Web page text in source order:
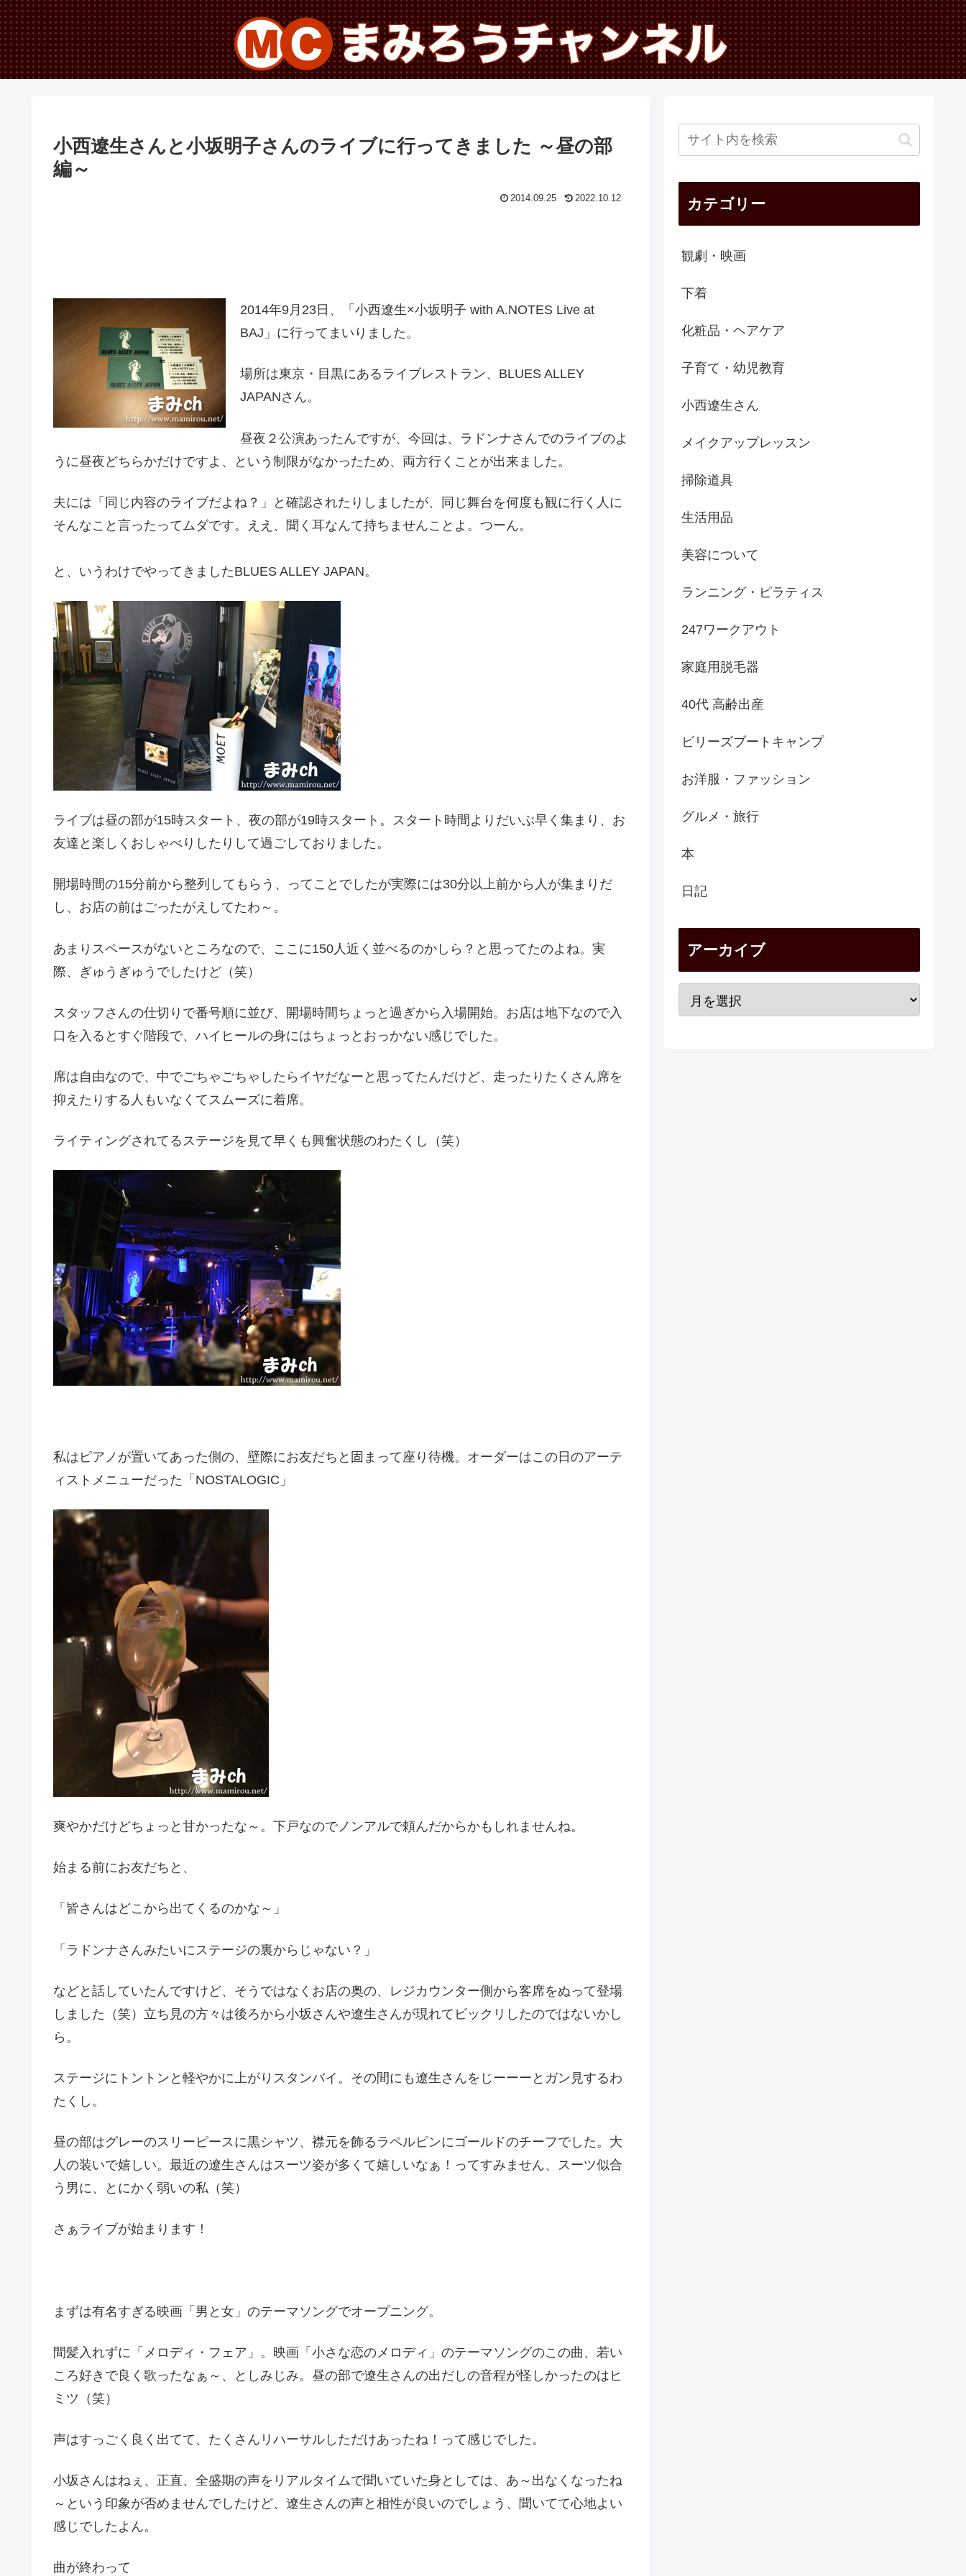
小西遼生さんと小坂明子さんのライブに行ってきました ～昼の部
編～
2014.09.25 2022.10.12
2014年9月23日、「小西遼生×小坂明子 with A.NOTES Live at
BAJ」に行ってまいりました。
場所は東京・目黒にあるライブレストラン、BLUES ALLEY
JAPANさん。
昼夜２公演あったんですが、今回は、ラドンナさんでのライブのよ
うに昼夜どちらかだけですよ、という制限がなかったため、両方行くことが出来ました。
夫には「同じ内容のライブだよね？」と確認されたりしましたが、同じ舞台を何度も観に行く人に
そんなこと言ったってムダです。ええ、聞く耳なんて持ちませんことよ。つーん。
と、いうわけでやってきましたBLUES ALLEY JAPAN。
ライブは昼の部が15時スタート、夜の部が19時スタート。スタート時間よりだいぶ早く集まり、お
友達と楽しくおしゃべりしたりして過ごしておりました。
開場時間の15分前から整列してもらう、ってことでしたが実際には30分以上前から人が集まりだ
し、お店の前はごったがえしてたわ～。
あまりスペースがないところなので、ここに150人近く並べるのかしら？と思ってたのよね。実
際、ぎゅうぎゅうでしたけど（笑）
スタッフさんの仕切りで番号順に並び、開場時間ちょっと過ぎから入場開始。お店は地下なので入
口を入るとすぐ階段で、ハイヒールの身にはちょっとおっかない感じでした。
席は自由なので、中でごちゃごちゃしたらイヤだなーと思ってたんだけど、走ったりたくさん席を
抑えたりする人もいなくてスムーズに着席。
ライティングされてるステージを見て早くも興奮状態のわたくし（笑）
私はピアノが置いてあった側の、壁際にお友だちと固まって座り待機。オーダーはこの日のアーテ
ィストメニューだった「NOSTALOGIC」
爽やかだけどちょっと甘かったな～。下戸なのでノンアルで頼んだからかもしれませんね。
始まる前にお友だちと、
「皆さんはどこから出てくるのかな～」
「ラドンナさんみたいにステージの裏からじゃない？」
などと話していたんですけど、そうではなくお店の奥の、レジカウンター側から客席をぬって登場
しました（笑）立ち見の方々は後ろから小坂さんや遼生さんが現れてビックリしたのではないかし
ら。
ステージにトントンと軽やかに上がりスタンバイ。その間にも遼生さんをじーーーとガン見するわ
たくし。
昼の部はグレーのスリーピースに黒シャツ、襟元を飾るラペルピンにゴールドのチーフでした。大
人の装いで嬉しい。最近の遼生さんはスーツ姿が多くて嬉しいなぁ！ってすみません、スーツ似合
う男に、とにかく弱いの私（笑）
さぁライブが始まります！
まずは有名すぎる映画「男と女」のテーマソングでオープニング。
間髪入れずに「メロディ・フェア」。映画「小さな恋のメロディ」のテーマソングのこの曲、若い
ころ好きで良く歌ったなぁ～、としみじみ。昼の部で遼生さんの出だしの音程が怪しかったのはヒ
ミツ（笑）
声はすっごく良く出てて、たくさんリハーサルしただけあったね！って感じでした。
小坂さんはねぇ、正直、全盛期の声をリアルタイムで聞いていた身としては、あ～出なくなったね
～という印象が否めませんでしたけど、遼生さんの声と相性が良いのでしょう、聞いてて心地よい
感じでしたよん。
曲が終わって
カテゴリー
観劇・映画
下着
化粧品・ヘアケア
子育て・幼児教育
小西遼生さん
メイクアップレッスン
掃除道具
生活用品
美容について
ランニング・ピラティス
247ワークアウト
家庭用脱毛器
40代 高齢出産
ビリーズブートキャンプ
お洋服・ファッション
グルメ・旅行
本
日記
アーカイブ